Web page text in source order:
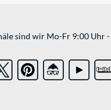
sind wir Mo-Fr 9:00 Uhr